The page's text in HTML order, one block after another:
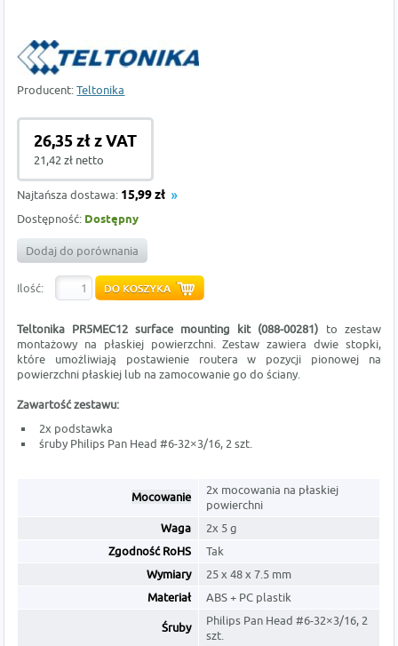
Producent:Teltonika
26,35 zł z VAT
21,42 zł netto
Najtańsza dostawa: 15,99 zł
Dostępność: Dostępny
Dodaj do porównania
Ilość:
Teltonika PR5MEC12 surface mounting kit (088-00281) to zestaw
montażowy na płaskiej powierzchni. Zestaw zawiera dwie stopki,
które umożliwiają postawienie routera w pozycji pionowej na
powierzchni płaskiej lub na zamocowanie go do ściany.
Zawartość zestawu:
2x podstawka
śruby Philips Pan Head #6-32×3/16, 2 szt.
Mocowanie
2x mocowania na płaskiej
powierchni
Waga
2x 5 g
Zgodność RoHS
Tak
Wymiary
25 x 48 x 7.5 mm
Materiał
ABS + PC plastik
Śruby
Philips Pan Head #6-32×3/16, 2
szt.